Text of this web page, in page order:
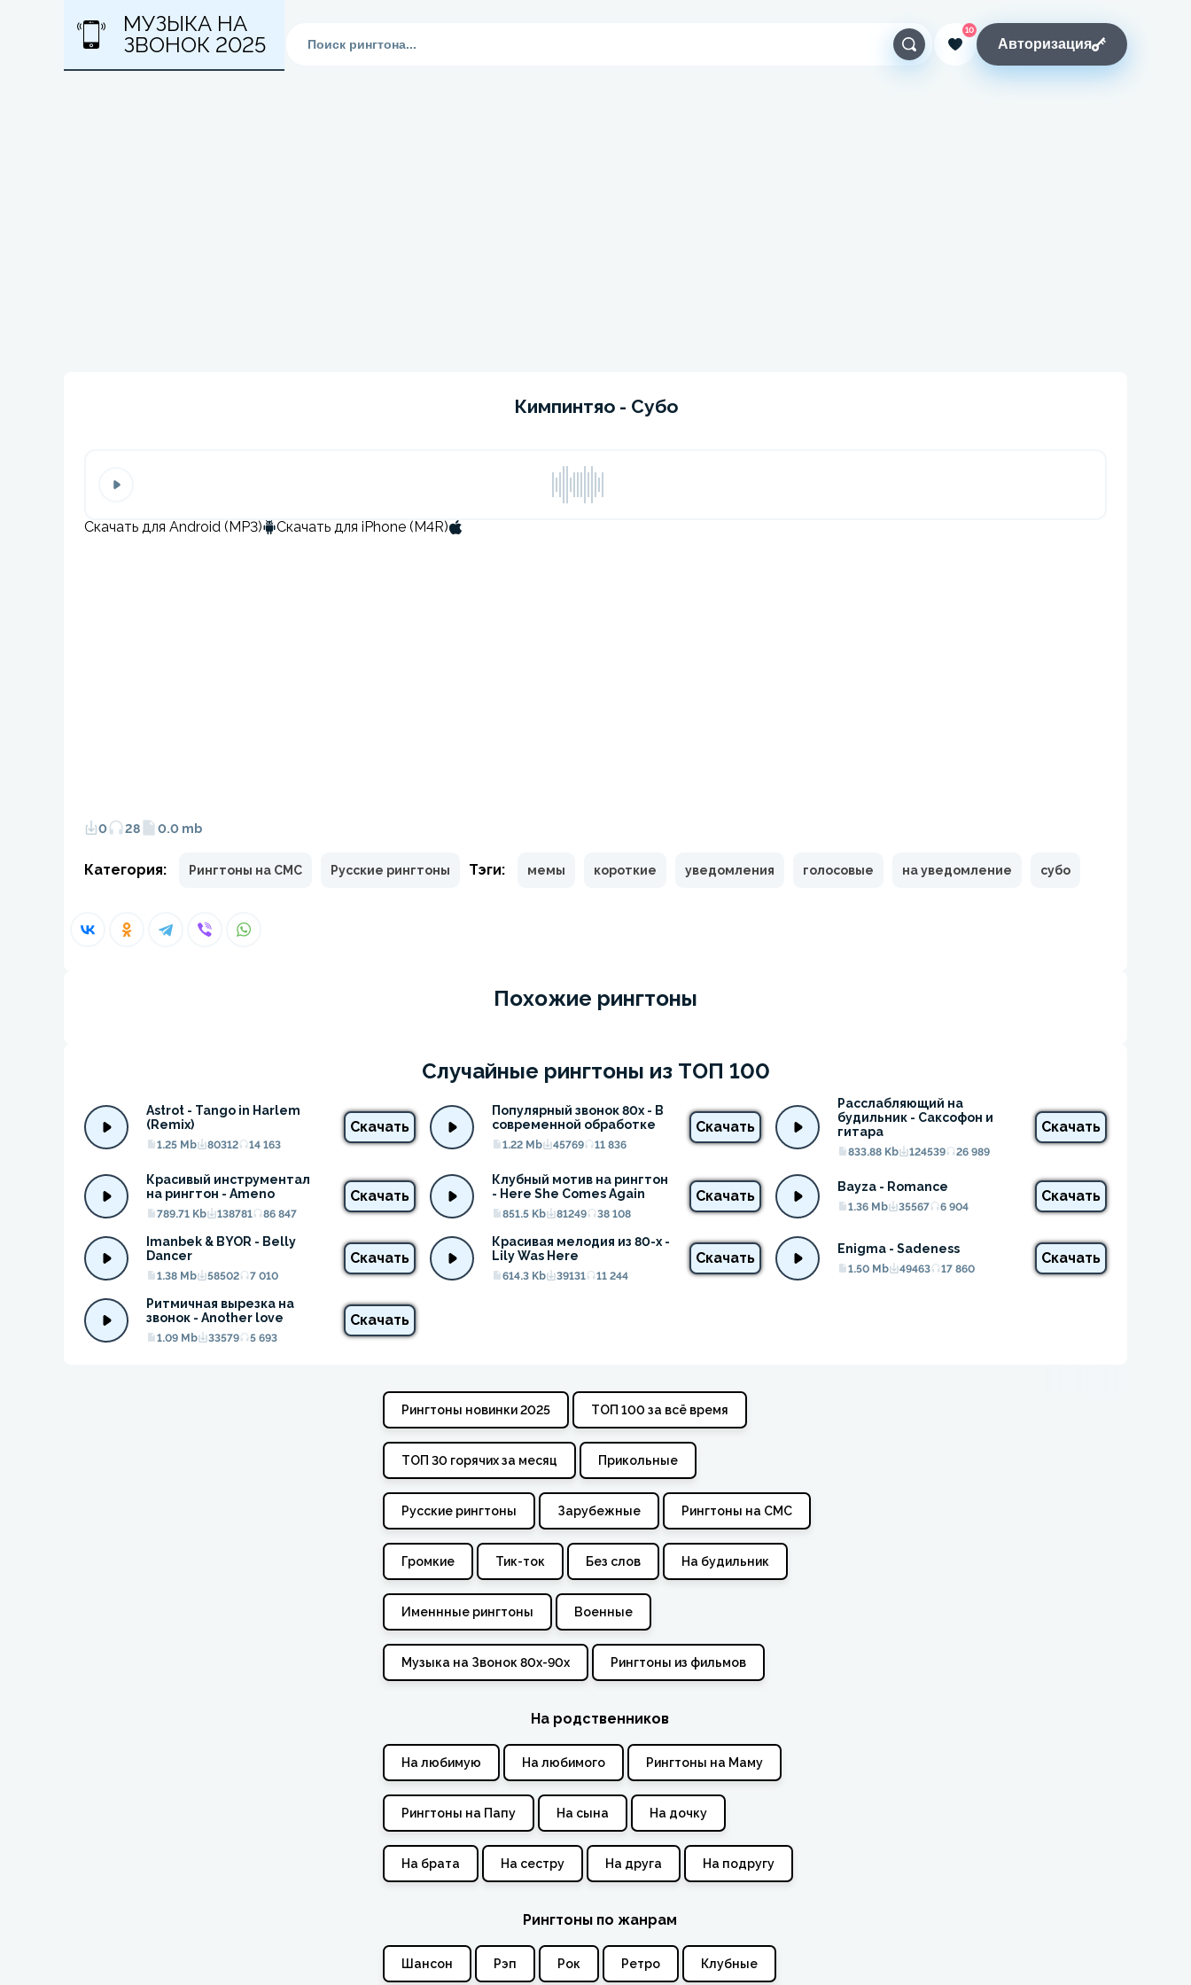
МУЗЫКА НА
ЗВОНОК 2025
10
Авторизация
Кимпинтяо - Субо
Скачать для Android (MP3) Скачать для iPhone (M4R)
0 28 0.0 mb
Категория: Рингтоны на СМС Русские рингтоны Тэги: мемы короткие уведомления голосовые на уведомление субо
Похожие рингтоны
Случайные рингтоны из ТОП 100
Astrot - Tango in Harlem
(Remix)
1.25 Mb 80312 14 163
Скачать
Популярный звонок 80х - В
современной обработке
1.22 Mb 45769 11 836
Скачать
Расслабляющий на
будильник - Саксофон и
гитара
833.88 Kb 124539 26 989
Скачать
Красивый инструментал
на рингтон - Ameno
789.71 Kb 138781 86 847
Скачать
Клубный мотив на рингтон
- Here She Comes Again
851.5 Kb 81249 38 108
Скачать
Bayza - Romance
1.36 Mb 35567 6 904
Скачать
Imanbek & BYOR - Belly
Dancer
1.38 Mb 58502 7 010
Скачать
Красивая мелодия из 80-х -
Lily Was Here
614.3 Kb 39131 11 244
Скачать
Enigma - Sadeness
1.50 Mb 49463 17 860
Скачать
Ритмичная вырезка на
звонок - Another love
1.09 Mb 33579 5 693
Скачать
Рингтоны новинки 2025 ТОП 100 за всё время
ТОП 30 горячих за месяц Прикольные
Русские рингтоны Зарубежные Рингтоны на СМС
Громкие Тик-ток Без слов На будильник
Именнные рингтоны Военные
Музыка на Звонок 80х-90х Рингтоны из фильмов
На родственников
На любимую На любимого Рингтоны на Маму
Рингтоны на Папу На сына На дочку
На брата На сестру На друга На подругу
Рингтоны по жанрам
Шансон Рэп Рок Ретро Клубные